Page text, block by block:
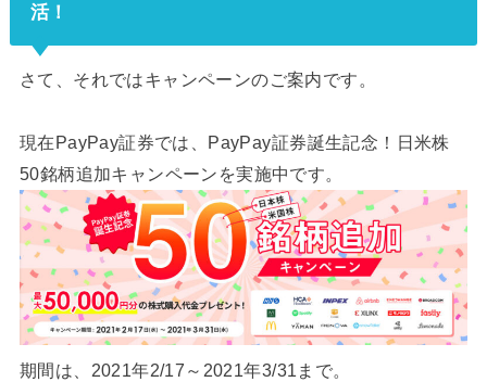
活！
さて、それではキャンペーンのご案内です。
現在PayPay証券では、PayPay証券誕生記念！日米株
50銘柄追加キャンペーンを実施中です。
期間は、2021年2/17～2021年3/31まで。